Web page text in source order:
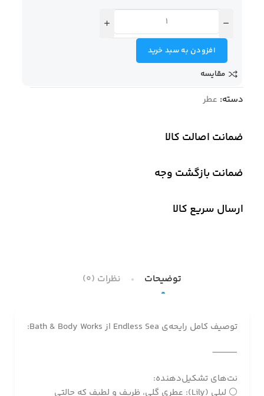
افزودن به سبد خرید
مقایسه
دسته: عطر
ضمانت اصالت کالا
ضمانت بازگشت وجه
ارسال سریع کالا
توضیحات نظرات (0)
توصیف کامل رایحه‌ی Endless Sea از Bath & Body Works:
⸻
نت‌های تشکیل‌دهنده:
⚪️ لیلی (Lily): عطری گلی، ظریف و لطیف که حالتی